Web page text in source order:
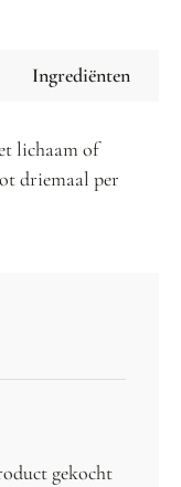
Ingrediënten
lichaam of
driemaal per
gekocht